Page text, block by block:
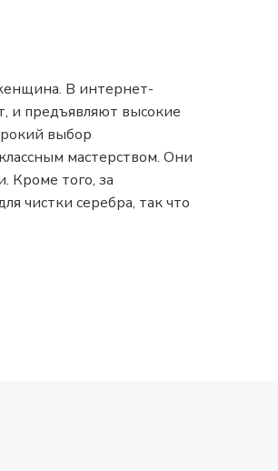
В интернет-
и предъявляют высокие
выбор
мастерством. Они
Кроме того, за
чистки серебра, так что